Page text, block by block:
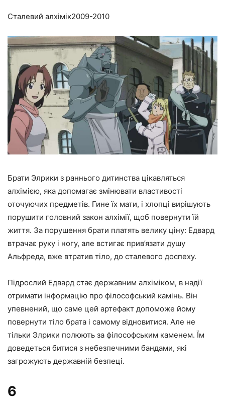
Сталевий алхімік2009-2010
Брати Элрики з раннього дитинства цікавляться
алхімією, яка допомагає змінювати властивості
оточуючих предметів. Гине їх мати, і хлопці вирішують
порушити головний закон алхімії, щоб повернути їй
життя. За порушення брати платять велику ціну: Едвард
втрачає руку і ногу, але встигає прив’язати душу
Альфреда, вже втратив тіло, до сталевого доспеху.
Підрослий Едвард стає державним алхіміком, в надії
отримати інформацію про філософський камінь. Він
упевнений, що саме цей артефакт допоможе йому
повернути тіло брата і самому відновитися. Але не
тільки Элрики полюють за філософським каменем. Їм
доведеться битися з небезпечними бандами, які
загрожують державній безпеці.
6